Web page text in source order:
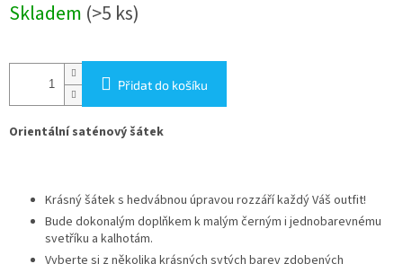
cena:
Skladem (>5 ks)
Přidat do košíku
Orientální saténový šátek
Krásný šátek s hedvábnou úpravou rozzáří každý Váš outfit!
Bude dokonalým doplňkem k malým černým i jednobarevnému
svetříku a kalhotám.